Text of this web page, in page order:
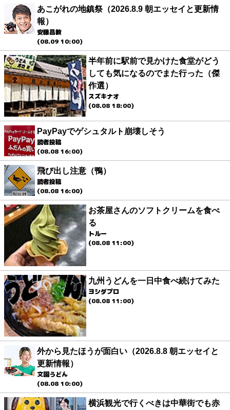
あこがれの地鎮祭（2026.8.9 朝エッセイと更新情
報）
安藤昌教
(08.09 10:00)
半年前に駅前で見かけた食堂がどう
しても気になるのでまた行った（傑
作選）
スズキナオ
(08.08 18:00)
PayPayでゲシュタルト崩壊しそう
読者投稿
(08.08 16:00)
飛び出し注意（鴨）
読者投稿
(08.08 16:00)
お茶屋さんのソフトクリームを食べ
る
トルー
(08.08 11:00)
九州うどんを一日中食べ続けてみた
ヨシダプロ
(08.08 11:00)
外から見たほうが面白い（2026.8.8 朝エッセイと
更新情報）
文園うどん
(08.08 10:00)
横浜観光で行くべきは中華街でも赤